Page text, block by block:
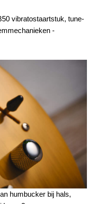
vibratostaartstuk, tune-
-
humbucker bij hals,